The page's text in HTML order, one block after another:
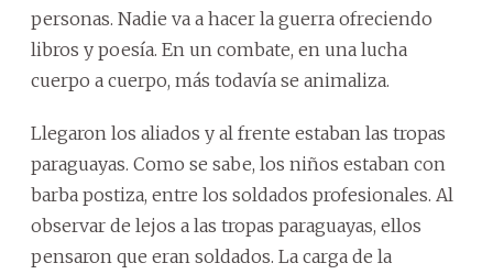
personas. Nadie va a hacer la guerra ofreciendo
libros y poesía. En un combate, en una lucha
cuerpo a cuerpo, más todavía se animaliza.
Llegaron los aliados y al frente estaban las tropas
paraguayas. Como se sabe, los niños estaban con
barba postiza, entre los soldados profesionales. Al
observar de lejos a las tropas paraguayas, ellos
pensaron que eran soldados. La carga de la